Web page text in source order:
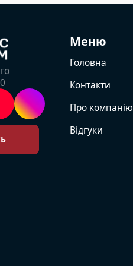
Меню
Головна
Контакти
Про компанію
Відгуки